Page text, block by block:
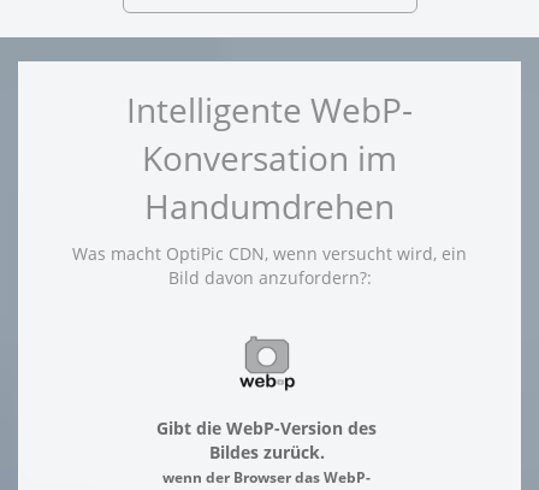
Intelligente WebP-
Konversation im
Handumdrehen
Was macht OptiPic CDN, wenn versucht wird, ein
Bild davon anzufordern?:
Gibt die WebP-Version des
Bildes zurück.
wenn der Browser das WebP-